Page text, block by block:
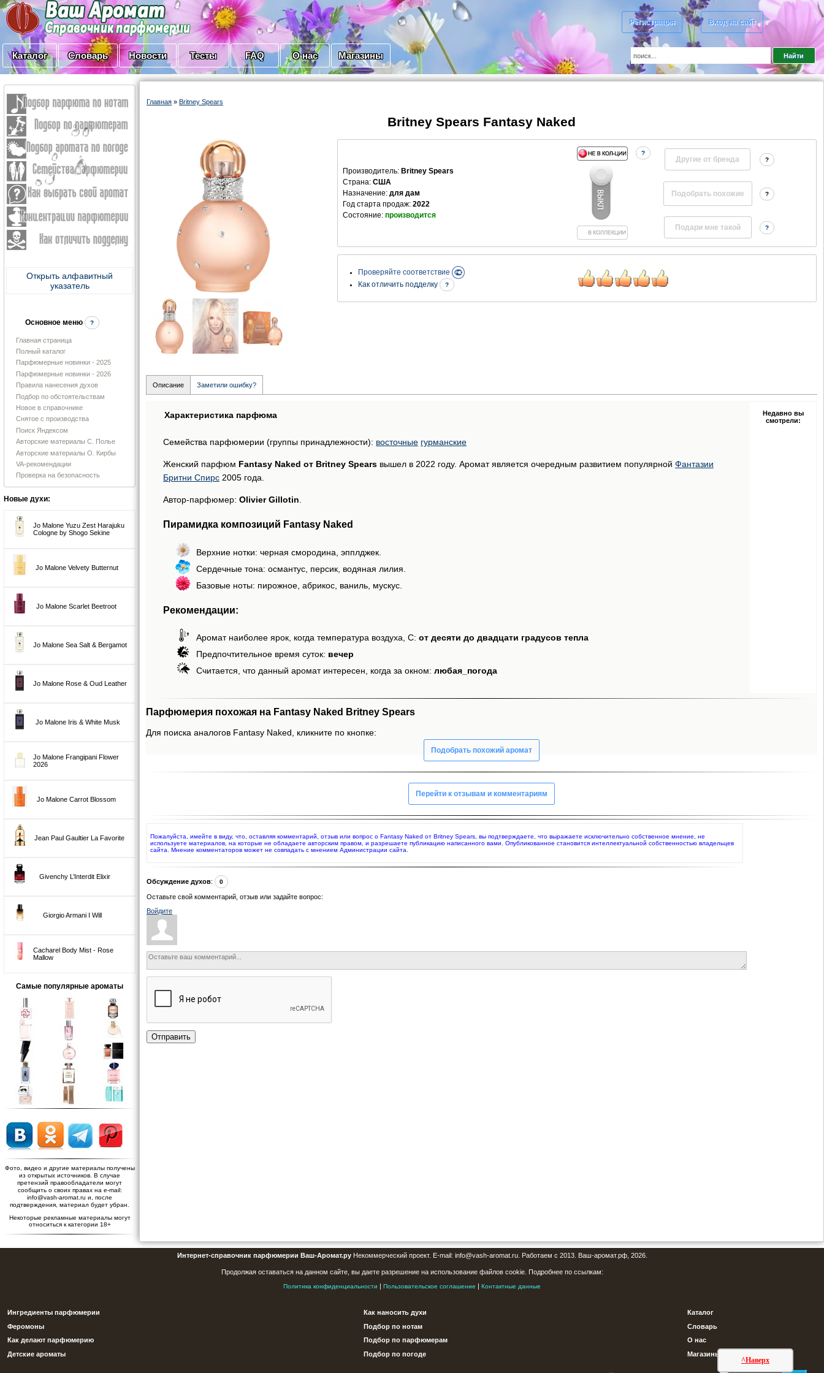
Регистрация Вход на сайт
Каталог Словарь Новости Тесты FAQ О нас Магазины
Открыть алфавитный
указатель
Основное меню ?
Главная страница
Полный каталог
Парфюмерные новинки - 2025
Парфюмерные новинки - 2026
Правила нанесения духов
Подбор по обстоятельствам
Новое в справочнике
Снятое с производства
Поиск Яндексом
Авторские материалы С. Полье
Авторские материалы О. Кирбы
VA-рекомендации
Проверка на безопасность
Новые духи:
Jo Malone Yuzu Zest Harajuku
Cologne by Shogo Sekine
Jo Malone Velvety Butternut
Jo Malone Scarlet Beetroot
Jo Malone Sea Salt & Bergamot
Jo Malone Rose & Oud Leather
Jo Malone Iris & White Musk
Jo Malone Frangipani Flower
2026
Jo Malone Carrot Blossom
Jean Paul Gaultier La Favorite
Givenchy L’Interdit Elixir
Giorgio Armani I Will
Cacharel Body Mist - Rose
Mallow
Самые популярные ароматы
Фото, видео и другие материалы получены
из открытых источников. В случае
претензий правообладатели могут
сообщить о своих правах на e-mail:
info@vash-aromat.ru и, после
подтверждения, материал будет убран.
Некоторые рекламные материалы могут
относиться к категории 18+
Главная » Britney Spears
Britney Spears Fantasy Naked
Производитель: Britney Spears
Страна: США
Назначение: для дам
Год старта продаж: 2022
Состояние: производится
?
Другие от бренда ?
?
?
Проверяйте соответствие
Как отличить подделку
?
Описание Заметили ошибку?
Характеристика парфюма
Семейства парфюмерии (группы принадлежности): восточные гурманские
Женский парфюм Fantasy Naked от Britney Spears вышел в 2022 году. Аромат является очередным развитием популярной Фантазии
Бритни Спирс 2005 года.
Автор-парфюмер: Olivier Gillotin
Пирамидка композиций Fantasy Naked
Верхние нотки: черная смородина, эпплджек.
Сердечные тона: османтус, персик, водяная лилия.
Базовые ноты: пирожное, абрикос, ваниль, мускус.
Рекомендации:
Аромат наиболее ярок, когда температура воздуха, С: от десяти до двадцати градусов тепла
Предпочтительное время суток: вечер
Считается, что данный аромат интересен, когда за окном: любая_погода
Недавно вы
смотрели:
Парфюмерия похожая на Fantasy Naked Britney Spears
Для поиска аналогов Fantasy Naked, кликните по кнопке:
Подобрать похожий аромат
Перейти к отзывам и комментариям
Пожалуйста, имейте в виду, что, оставляя комментарий, отзыв или вопрос о Fantasy Naked от Britney Spears, вы подтверждаете, что выражаете исключительно собственное мнение, не
используете материалов, на которые не обладаете авторским правом, и разрешаете публикацию написанного вами. Опубликованное становится интеллектуальной собственностью владельцев
сайта. Мнение комментаторов может не совпадать с мнением Администрации сайта.
Обсуждение духов: 0
Оставьте свой комментарий, отзыв или задайте вопрос:
Войдите
Отправить
^Наверх
Интернет-справочник парфюмерии Ваш-Аромат.руНекоммерческий проект. E-mail: info@vash-aromat.ru. Работаем с 2013. Ваш-аромат.рф, 2026.
Продолжая оставаться на данном сайте, вы даете разрешение на использование файлов cookie. Подробнее по ссылкам:
Политика конфиденциальности | Пользовательское соглашение | Контактные данные
Ингредиенты парфюмерии
Феромоны
Как делают парфюмерию
Детские ароматы
Как наносить духи
Подбор по нотам
Подбор по парфюмерам
Подбор по погоде
Каталог
Словарь
О нас
Магазины